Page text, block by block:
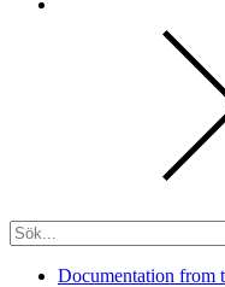
Documentation from